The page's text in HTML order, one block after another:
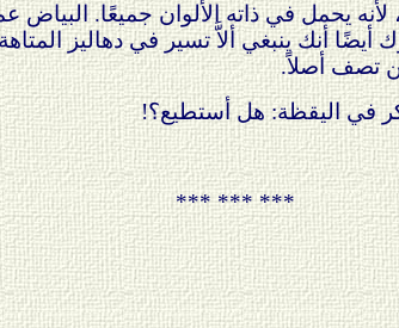
يحمل في ذاته الألوان جميعًا.
أيضًا أنك ينبغي ألاَّ تسير في دهاليز
تصف أصلاً.
في اليقظة: هل أستطيع؟!
*** *** ***